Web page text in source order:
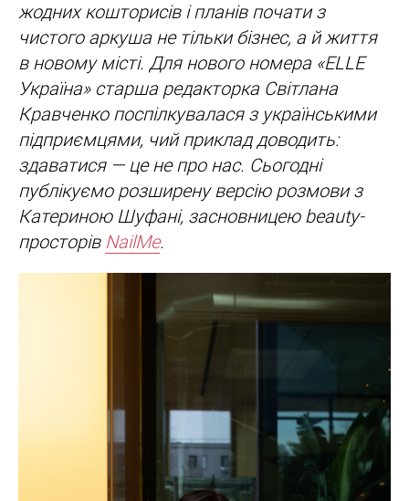
жодних кошторисів і планів почати з
чистого аркуша не тільки бізнес, а й життя
в новому місті. Для нового номера «ELLE
Україна» старша редакторка Світлана
Кравченко поспілкувалася з українськими
підприємцями, чий приклад доводить:
здаватися — це не про нас. Сьогодні
публікуємо розширену версію розмови з
Катериною Шуфані, засновницею beauty-
просторів NailMe.